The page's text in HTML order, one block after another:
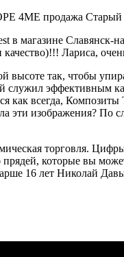
4ME продажа
в магазине
Лариса,
высоте так, чтобы
служил эффективным
всегда, Композиты
эти изображения?
торговля.
которые вы
16 лет Николай